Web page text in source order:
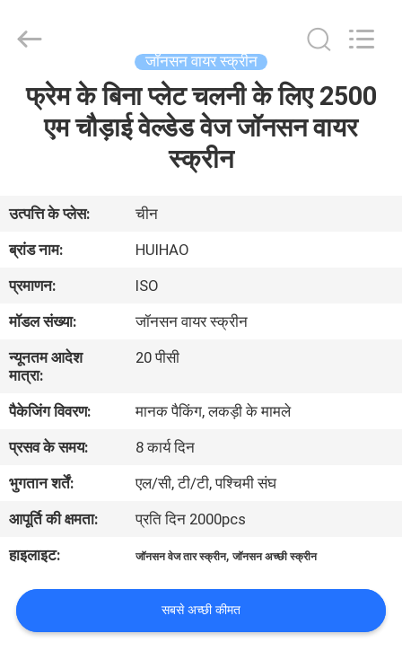
घर
हमारे
बारे
में
कारखाने
का
दौरा
गुणवत्ता
नियंत्रण
हमसे
करें
Mesh
Product
Reserved.
जॉनसन वायर स्क्रीन
फ्रेम के बिना प्लेट चलनी के लिए 2500
एम चौड़ाई वेल्डेड वेज जॉनसन वायर
स्क्रीन
उत्पत्ति के प्लेस:
चीन
ब्रांड नाम:
HUIHAO
प्रमाणन:
ISO
मॉडल संख्या:
जॉनसन वायर स्क्रीन
न्यूनतम आदेश
मात्रा:
20 पीसी
पैकेजिंग विवरण:
मानक पैकिंग, लकड़ी के मामले
प्रसव के समय:
8 कार्य दिन
भुगतान शर्तें:
एल/सी, टी/टी, पश्चिमी संघ
आपूर्ति की क्षमता:
प्रति दिन 2000pcs
हाइलाइट:
जॉनसन वेज तार स्क्रीन,जॉनसन अच्छी स्क्रीन
सबसे अच्छी कीमत